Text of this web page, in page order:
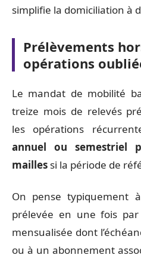
simplifie la domiciliation à
Prélèvements
opérations
Le mandat de mobilité
treize mois de relevés
les opérations
annuel ou semestriel
mailles si la période de
On pense typiquement
prélevée en une fois
mensualisée dont
ou à un abonnement